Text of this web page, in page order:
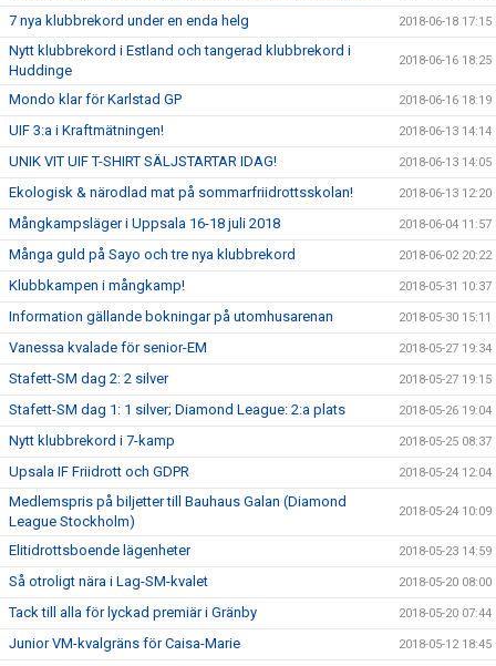
7 nya klubbrekord under en enda helg 2018-06-18 17:15
Nytt klubbrekord i Estland och tangerad klubbrekord i
Huddinge
2018-06-16 18:25
Mondo klar för Karlstad GP 2018-06-16 18:19
UIF 3:a i Kraftmätningen! 2018-06-13 14:14
UNIK VIT UIF T-SHIRT SÄLJSTARTAR IDAG! 2018-06-13 14:05
Ekologisk & närodlad mat på sommarfriidrottsskolan! 2018-06-13 12:20
Mångkampsläger i Uppsala 16-18 juli 2018 2018-06-04 11:57
Många guld på Sayo och tre nya klubbrekord 2018-06-02 20:22
Klubbkampen i mångkamp! 2018-05-31 10:37
Information gällande bokningar på utomhusarenan 2018-05-30 15:11
Vanessa kvalade för senior-EM 2018-05-27 19:34
Stafett-SM dag 2: 2 silver 2018-05-27 19:15
Stafett-SM dag 1: 1 silver; Diamond League: 2:a plats 2018-05-26 19:04
Nytt klubbrekord i 7-kamp 2018-05-25 08:37
Upsala IF Friidrott och GDPR 2018-05-24 12:04
Medlemspris på biljetter till Bauhaus Galan (Diamond
League Stockholm)
2018-05-24 10:09
Elitidrottsboende lägenheter 2018-05-23 14:59
Så otroligt nära i Lag-SM-kvalet 2018-05-20 08:00
Tack till alla för lyckad premiär i Gränby 2018-05-20 07:44
Junior VM-kvalgräns för Caisa-Marie 2018-05-12 18:45